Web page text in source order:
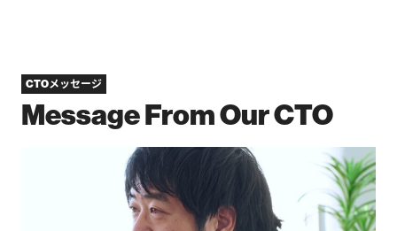
CTOメッセージ
Message From Our CTO